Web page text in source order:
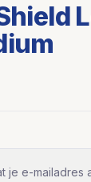
je e-mailadres